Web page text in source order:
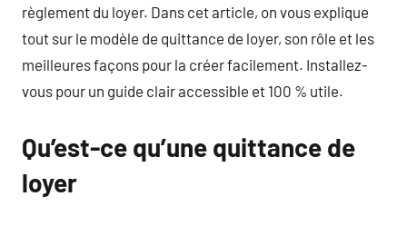
règlement du loyer. Dans cet article, on vous explique
tout sur le modèle de quittance de loyer, son rôle et les
meilleures façons pour la créer facilement. Installez-
vous pour un guide clair accessible et 100 % utile.
Qu’est-ce qu’une quittance de
loyer